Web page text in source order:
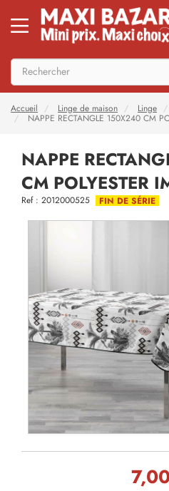
Accueil Linge de maison Linge
NAPPE RECTANGLE 150X240 CM
NAPPE
CM POLYESTER
Ref : 2012000525 FIN DE SÉRIE